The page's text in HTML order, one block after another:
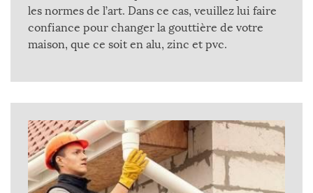
les normes de l’art. Dans ce cas, veuillez lui faire
confiance pour changer la gouttière de votre
maison, que ce soit en alu, zinc et pvc.